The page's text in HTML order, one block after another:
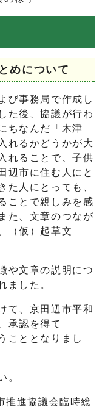
めについて
び事務局で作成し
た後、協議が行わ
ちなんだ「木津
れるかどうかが大
れることで、子供
辺市に住む人にと
た人にとっても、
ことで親しみを感
た、文章のつなが
（仮）起草文
や文章の説明につ
ました。
て、京田辺市平和
承認を得て
こととなりまし
。
進協議会臨時総